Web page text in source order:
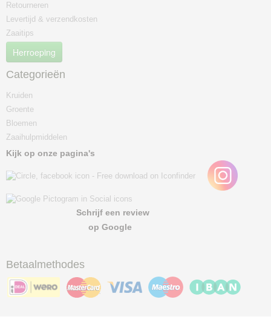
Retourneren
Levertijd & verzendkosten
Zaaitips
Herroeping
Categorieën
Kruiden
Groente
Bloemen
Zaaihulpmiddelen
Kijk op onze pagina's
Schrijf een review
op Google
Betaalmethodes